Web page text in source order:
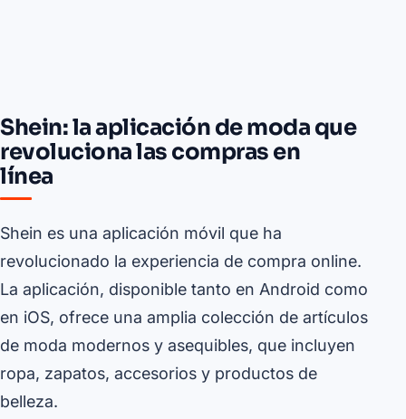
Shein: la aplicación de moda que
revoluciona las compras en
línea
Shein es una aplicación móvil que ha
revolucionado la experiencia de compra online.
La aplicación, disponible tanto en Android como
en iOS, ofrece una amplia colección de artículos
de moda modernos y asequibles, que incluyen
ropa, zapatos, accesorios y productos de
belleza.